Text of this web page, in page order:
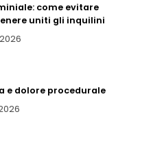
come evitare
uniti gli inquilini
e dolore procedurale